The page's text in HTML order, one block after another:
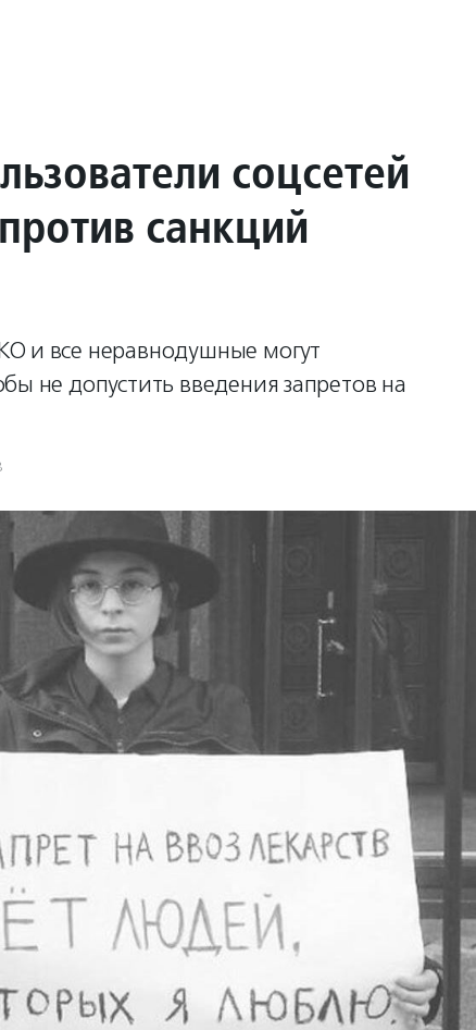
соцсетей
санкций
и все неравнодушные могут
не допустить введения запретов на